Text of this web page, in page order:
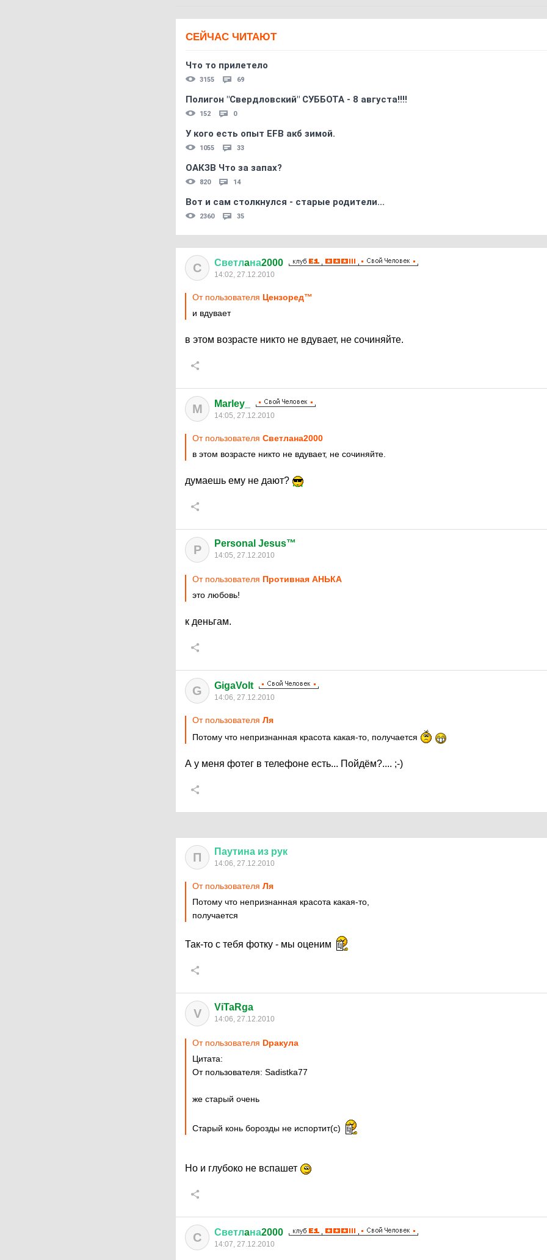
СЕЙЧАС ЧИТАЮТ
Что то прилетело
3155 69
Полигон "Свердловский" СУББОТА - 8 августа!!!!
152 0
У кого есть опыт EFB акб зимой.
1055 33
ОАКЗВ Что за запах?
820 14
Вот и сам столкнулся - старые родители...
2360 35
С Светлaна2000
14:02, 27.12.2010
От пользователя Цензоред™
и вдувает
в этом возрасте никто не вдувает, не сочиняйте.
M Marley_
14:05, 27.12.2010
От пользователя Светлaна2000
в этом возрасте никто не вдувает, не сочиняйте.
думаешь ему не дают?
P Personal Jesus™
14:05, 27.12.2010
От пользователя Противная АНЬКА
это любовь!
к деньгам.
G GigaVolt
14:06, 27.12.2010
От пользователя Ля
Потому что непризнанная красота какая-то, получается
А у меня фотег в телефоне есть... Пойдём?.... ;-)
П Паутина из рук
14:06, 27.12.2010
От пользователя Ля
Потому что непризнанная красота какая-то,
получается
Так-то с тебя фотку - мы оценим
V ViTaRga
14:06, 27.12.2010
От пользователя Dракула
Цитата:
От пользователя: Sadistkа77
же старый очень
Старый конь борозды не испортит(с)
Но и глубоко не вспашет
С Светлaна2000
14:07, 27.12.2010